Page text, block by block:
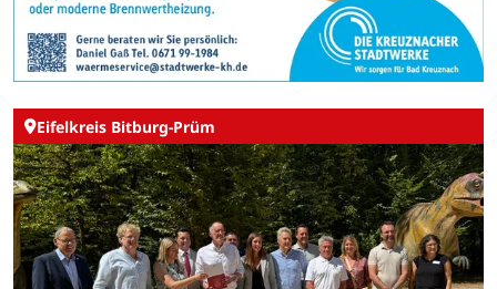
Eifelkreis Bitburg-Prüm